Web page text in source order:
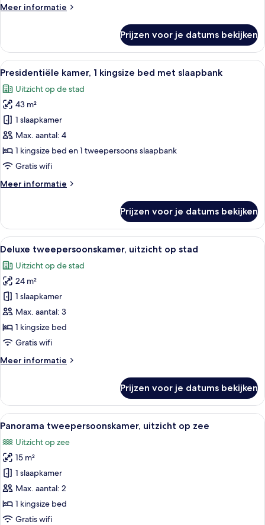
Meer informatie
Meer
eenpersoonskamer
Prijzen voor je datums bekijken
Alle
foto's
voor
Presidentiële
kamer,
1
kingsize
bed
slaapbank
Een balkon met rieten meubilair,
10
Presidentiële kamer, 1 kingsize bed met slaapbank
Uitzicht op de stad
43 m²
1 slaapkamer
Max. aantal: 4
1 kingsize bed en 1 tweepersoons slaapbank
Gratis wifi
Meer informatie
Meer
kamer,
kingsize
met
slaapbank
Prijzen voor je datums bekijken
Alle
foto's
voor
Deluxe
tweepersoonskamer,
uitzicht
op
stad
Een ruime woonkamer met een
11
Deluxe tweepersoonskamer, uitzicht op stad
Uitzicht op de stad
24 m²
1 slaapkamer
Max. aantal: 3
1 kingsize bed
Gratis wifi
Meer informatie
Meer
tweepersoonskamer,
uitzicht
op
Prijzen voor je datums bekijken
Alle
foto's
voor
Panorama
tweepersoonskamer,
uitzicht
op
zee
Een balkon met uitzicht op zee, een
1
Panorama tweepersoonskamer, uitzicht op zee
Uitzicht op zee
15 m²
1 slaapkamer
Max. aantal: 2
1 kingsize bed
Gratis wifi